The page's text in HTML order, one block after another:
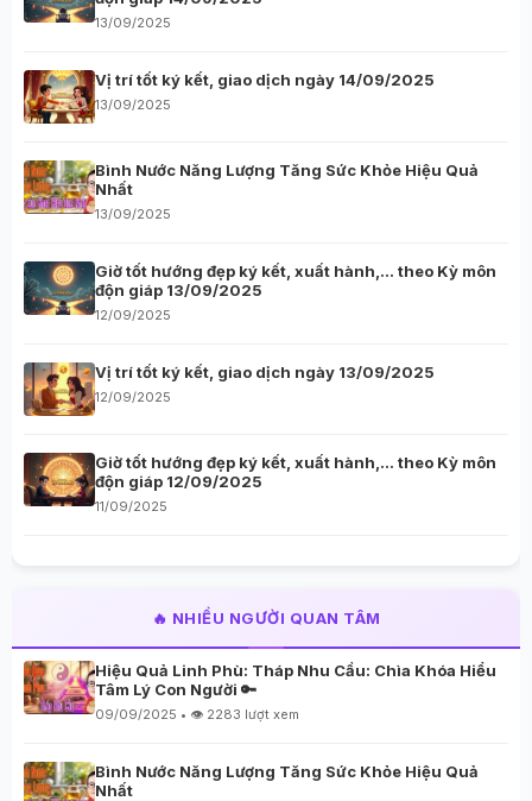
13/09/2025
Vị trí tốt ký kết, giao dịch ngày 14/09/2025
13/09/2025
Bình Nước Năng Lượng Tăng Sức Khỏe Hiệu Quả
Nhất
13/09/2025
Giờ tốt hướng đẹp ký kết, xuất hành,… theo Kỳ môn
độn giáp 13/09/2025
12/09/2025
Vị trí tốt ký kết, giao dịch ngày 13/09/2025
12/09/2025
Giờ tốt hướng đẹp ký kết, xuất hành,… theo Kỳ môn
độn giáp 12/09/2025
11/09/2025
🔥 NHIỀU NGƯỜI QUAN TÂM
Hiệu Quả Linh Phù: Tháp Nhu Cầu: Chìa Khóa Hiểu
Tâm Lý Con Người 🔑
09/09/2025 • 👁️ 2283 lượt xem
Bình Nước Năng Lượng Tăng Sức Khỏe Hiệu Quả
Nhất